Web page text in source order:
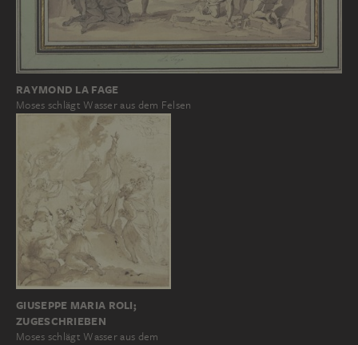
RAYMOND LA FAGE
Moses schlägt Wasser aus dem Felsen
GIUSEPPE MARIA ROLI;
ZUGESCHRIEBEN
Moses schlägt Wasser aus dem